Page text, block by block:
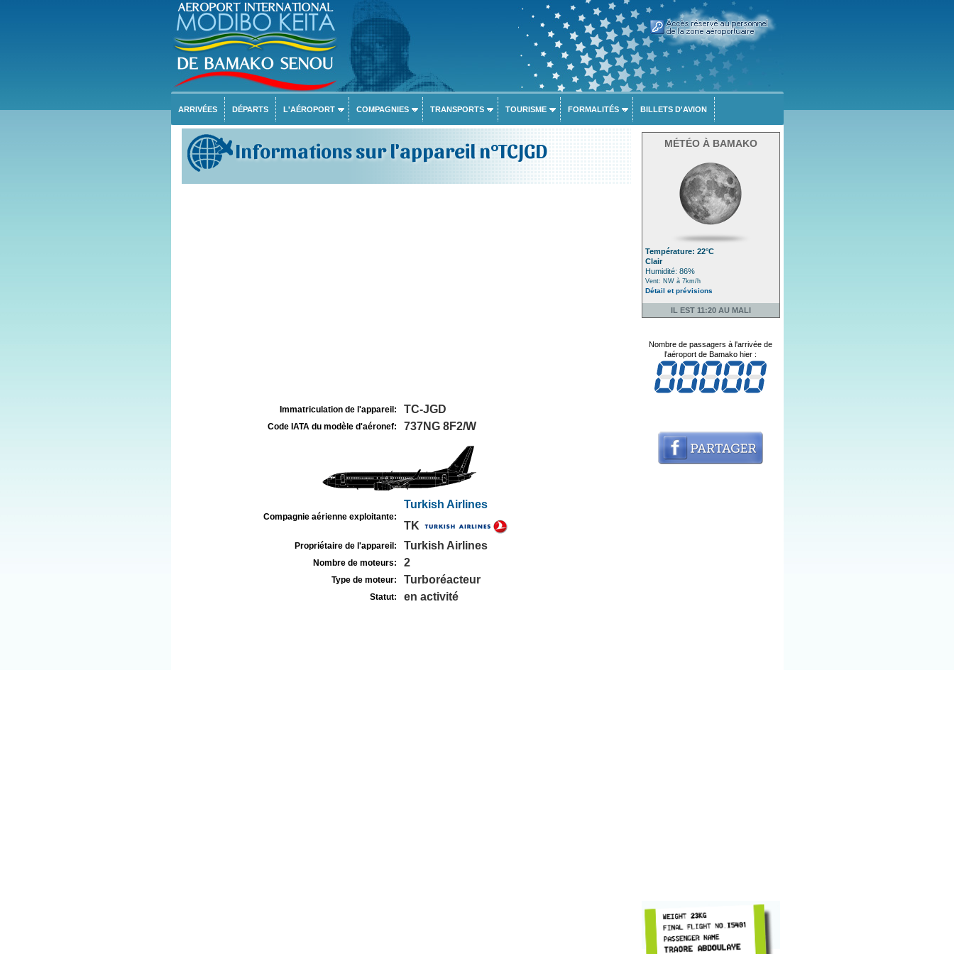
ARRIVÉES DÉPARTS L'AÉROPORT COMPAGNIES TRANSPORTS TOURISME FORMALITÉS BILLETS D'AVION
Informations sur l'appareil n°TCJGD
Immatriculation de l'appareil: TC-JGD
Code IATA du modèle d'aéronef: 737NG 8F2/W
Compagnie aérienne exploitante:
Turkish Airlines
TK
Propriétaire de l'appareil: Turkish Airlines
Nombre de moteurs: 2
Type de moteur: Turboréacteur
Statut: en activité
MÉTÉO À BAMAKO
Température: 22°C
Clair
Humidité: 86%
Vent: NW à 7km/h
Détail et prévisions
IL EST 11:20 AU MALI
Nombre de passagers à l'arrivée de
l'aéroport de Bamako hier :